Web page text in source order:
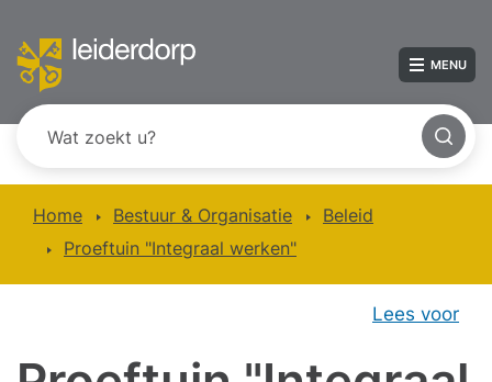
MENU
Home Bestuur & Organisatie
Beleid
Proeftuin "Integraal werken"
Lees voor